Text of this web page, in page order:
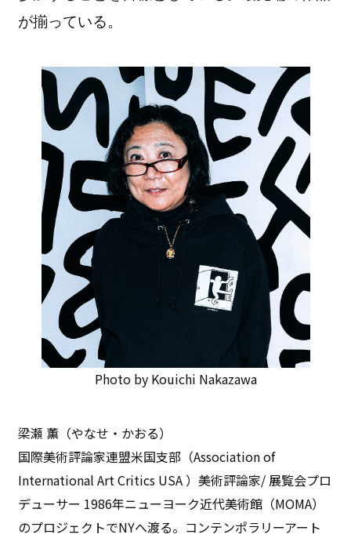
が揃っている。
Photo by Kouichi Nakazawa
梁瀬 薫（やなせ・かおる）
国際美術評論家連盟米国支部（Association of
International Art Critics USA ）美術評論家/ 展覧会プロ
デューサー 1986年ニューヨーク近代美術館（MOMA）
のプロジェクトでNYへ渡る。コンテンポラリーアート